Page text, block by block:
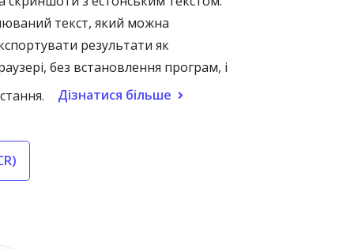
текст, який можна
результати як
без встановлення програм, і
Дізнатися більше